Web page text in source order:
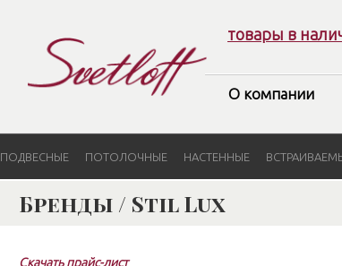
товары в
О компании
ПОДВЕСНЫЕ ПОТОЛОЧНЫЕ НАСТЕННЫЕ
Бренды / Stil Lux
Скачать прайс-лист